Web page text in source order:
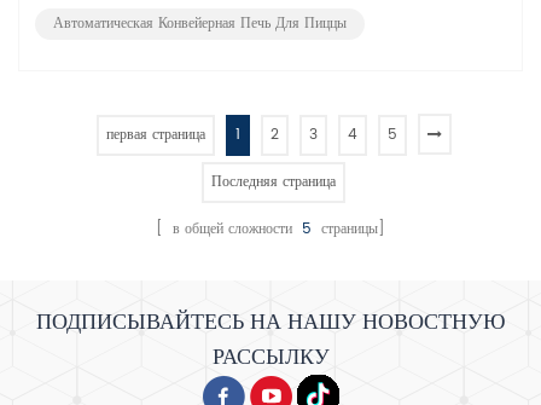
Автоматическая Конвейерная Печь Для Пиццы
первая страница 1 2 3 4 5
Последняя страница
[ в общей сложности 5 страницы]
ПОДПИСЫВАЙТЕСЬ НА НАШУ НОВОСТНУЮ
РАССЫЛКУ